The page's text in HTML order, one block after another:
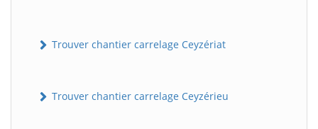
Trouver chantier carrelage Ceyzériat
Trouver chantier carrelage Ceyzérieu